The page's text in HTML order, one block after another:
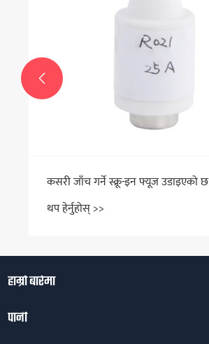
कसरी जाँच गर्ने स्क्रू-इन फ्यूज उडाइएको छ
थप हेर्नुहोस् >>

हाम्रो बारेमा
पानी